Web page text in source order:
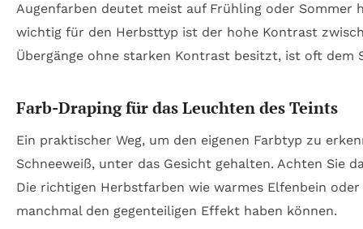
Augenfarben deutet meist auf Frühling oder Sommer
wichtig für den Herbsttyp ist der hohe Kontrast
Übergänge ohne starken Kontrast besitzt, ist oft dem
Farb-Draping für das Leuchten des Teints
Ein praktischer Weg, um den eigenen Farbtyp zu
Schneeweiß, unter das Gesicht gehalten. Achten Sie
Die richtigen Herbstfarben wie warmes Elfenbein
manchmal den gegenteiligen Effekt haben können.